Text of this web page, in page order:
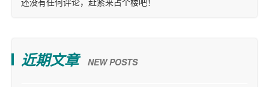
近期文章 NEW POSTS